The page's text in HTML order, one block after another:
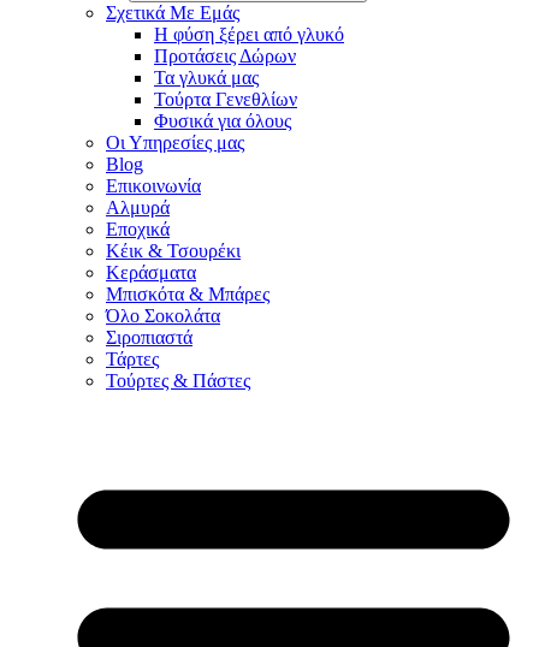
Σχετικά Με Εμάς
Η φύση ξέρει από γλυκό
Προτάσεις Δώρων
Τα γλυκά μας
Τούρτα Γενεθλίων
Φυσικά για όλους
Οι Υπηρεσίες μας
Blog
Επικοινωνία
Αλμυρά
Εποχικά
Κέικ & Τσουρέκι
Κεράσματα
Μπισκότα & Μπάρες
Όλο Σοκολάτα
Σιροπιαστά
Τάρτες
Τούρτες & Πάστες